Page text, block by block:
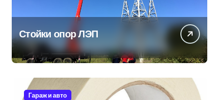
Стойки опор ЛЭП
Гараж и авто